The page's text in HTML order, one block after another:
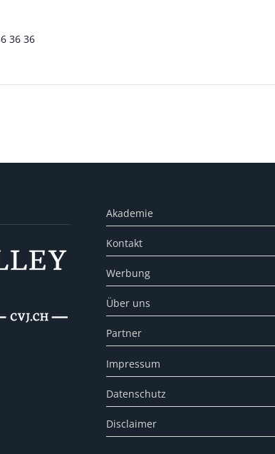
36 36
Akademie
Kontakt
Werbung
Über uns
Partner
Impressum
Datenschutz
Disclaimer